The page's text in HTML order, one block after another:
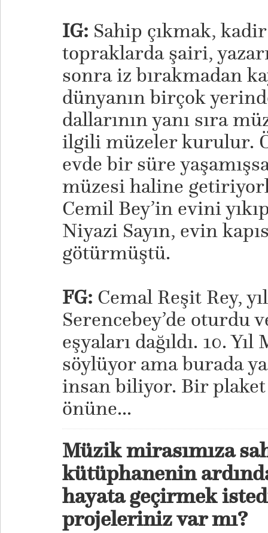
IG: Sahip çıkmak,
topraklarda şairi,
sonra iz bırakmadan
dünyanın birçok
dallarının yanı sıra
ilgili müzeler kurulur.
evde bir süre
müzesi haline
Cemil Bey’in evini
Niyazi Sayın, evin
götürmüştü.
FG: Cemal Reşit Rey,
Serencebey’de oturdu
eşyaları dağıldı. 10. Yıl
söylüyor ama burada
insan biliyor. Bir
önüne...
Müzik mirasımıza
kütüphanenin
hayata geçirmek
projeleriniz var mı?